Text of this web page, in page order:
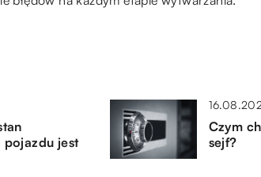
pojazdu jest
Czym
sejf?